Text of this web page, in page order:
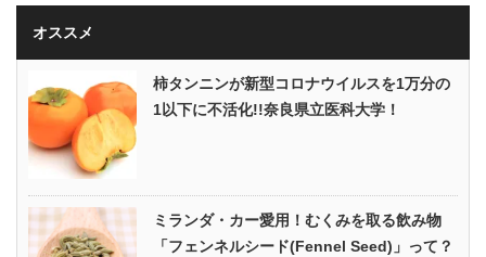
オススメ
柿タンニンが新型コロナウイルスを1万分の
1以下に不活化!!奈良県立医科大学！
ミランダ・カー愛用！むくみを取る飲み物
「フェンネルシード(Fennel Seed)」って？